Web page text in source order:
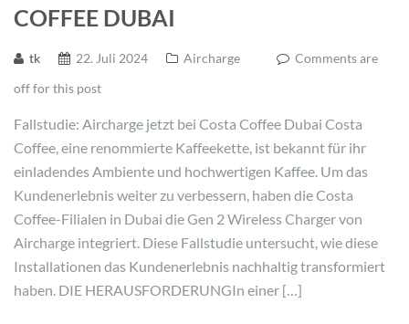
COFFEE DUBAI
tk 22. Juli 2024 Aircharge
Comments are
off for this post
Fallstudie: Aircharge jetzt bei Costa Coffee Dubai Costa
Coffee, eine renommierte Kaffeekette, ist bekannt für ihr
einladendes Ambiente und hochwertigen Kaffee. Um das
Kundenerlebnis weiter zu verbessern, haben die Costa
Coffee-Filialen in Dubai die Gen 2 Wireless Charger von
Aircharge integriert. Diese Fallstudie untersucht, wie diese
Installationen das Kundenerlebnis nachhaltig transformiert
haben. DIE HERAUSFORDERUNGIn einer […]